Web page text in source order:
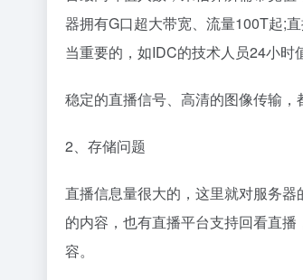
器拥有G口超大带宽、流量100T起;
当重要的，如IDC的技术人员24小时
稳定的直播信号、高清的图像传输
2、存储问题
直播信息量很大的，这里就对服务
的内容，也有直播平台支持回看直
容。